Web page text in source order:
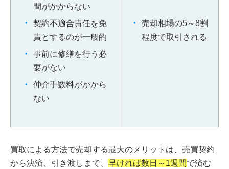
間がかからない
契約不適合責任を免
責とするのが一般的
事前に修繕を行う必
要がない
仲介手数料がかから
ない
売却相場の5～8割
程度で取引される
買取による方法で売却する最大のメリットは、売買契約
から決済、引き渡しまで、 早ければ数日～1週間で済む